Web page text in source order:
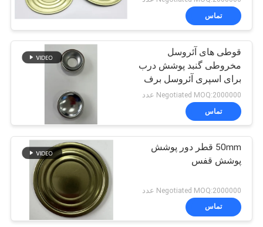
تماس
قوطی های آئروسل
مخروطی گنبد پوشش درب
برای اسپری آئروسل برف
پاپر می توانید پوشش می
دهد
Negotiated MOQ:2000000 عدد
تماس
50mm قطر دور پوشش
پوشش قفس
Negotiated MOQ:2000000 عدد
تماس